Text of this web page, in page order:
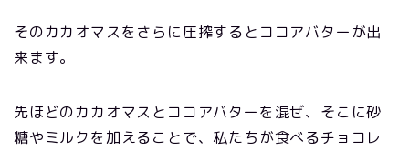
そのカカオマスをさらに圧搾するとココアバターが出
来ます。
先ほどのカカオマスとココアバターを混ぜ、そこに砂
糖やミルクを加えることで、私たちが食べるチョコレ